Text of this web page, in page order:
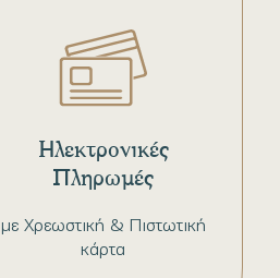
με Χρεωστική & Πιστωτική
κάρτα
Ηλεκτρονικές
Πληρωμές